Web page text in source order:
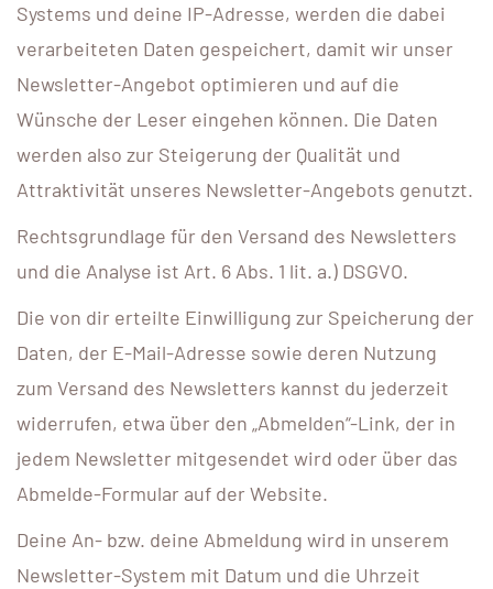
Systems und deine IP-Adresse, werden die dabei
verarbeiteten Daten gespeichert, damit wir unser
Newsletter-Angebot optimieren und auf die
Wünsche der Leser eingehen können. Die Daten
werden also zur Steigerung der Qualität und
Attraktivität unseres Newsletter-Angebots genutzt.
Rechtsgrundlage für den Versand des Newsletters
und die Analyse ist Art. 6 Abs. 1 lit. a.) DSGVO.
Die von dir erteilte Einwilligung zur Speicherung der
Daten, der E-Mail-Adresse sowie deren Nutzung
zum Versand des Newsletters kannst du jederzeit
widerrufen, etwa über den „Abmelden“-Link, der in
jedem Newsletter mitgesendet wird oder über das
Abmelde-Formular auf der Website.
Deine An- bzw. deine Abmeldung wird in unserem
Newsletter-System mit Datum und die Uhrzeit